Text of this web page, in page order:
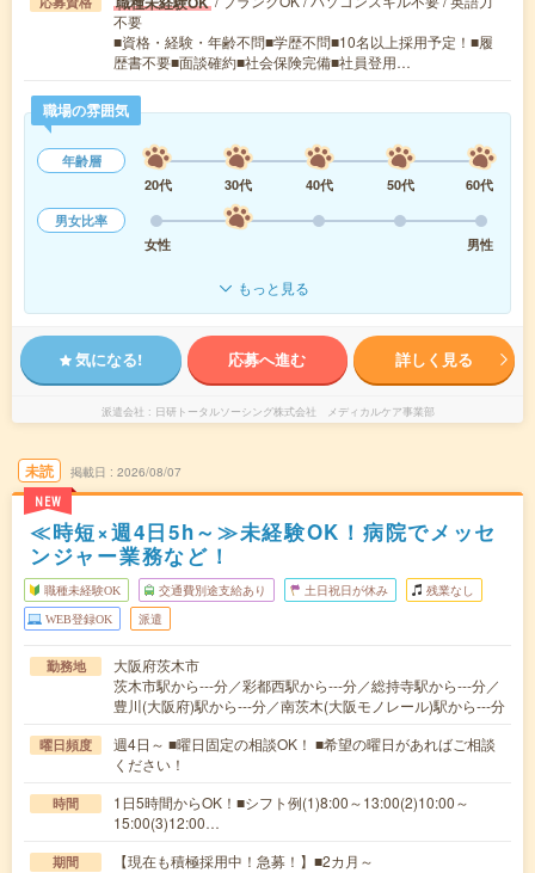
不要
■資格・経験・年齢不問■学歴不問■10名以上採用予定！■履
歴書不要■面談確約■社会保険完備■社員登用…
職場の雰囲気
年齢層
20代
30代 40代 50代
60代
男女比率
女性
男性
もっと見る
気になる! 応募へ進む 詳しく見る
派遣会社 日研トータルソーシング株式会社 メディカルケア事業部
未読
NEW
掲載日 2026/08/07
≪時短×週4日5h～≫未経験OK！病院でメッセ
ンジャー業務など！
職種未経験OK 交通費別途支給あり 土日祝日が休み 残業なし
WEB登録OK 派遣
勤務地
大阪府茨木市
茨木市駅から---分／彩都西駅から---分／総持寺駅から---分／
豊川(大阪府)駅から---分／南茨木(大阪モノレール)駅から---分
曜日頻度
週4日～ ■曜日固定の相談OK！ ■希望の曜日があればご相談
ください！
時間
1日5時間からOK！■シフト例(1)8:00～13:00(2)10:00～
15:00(3)12:00…
期間 【現在も積極採用中！急募！】■2カ月～